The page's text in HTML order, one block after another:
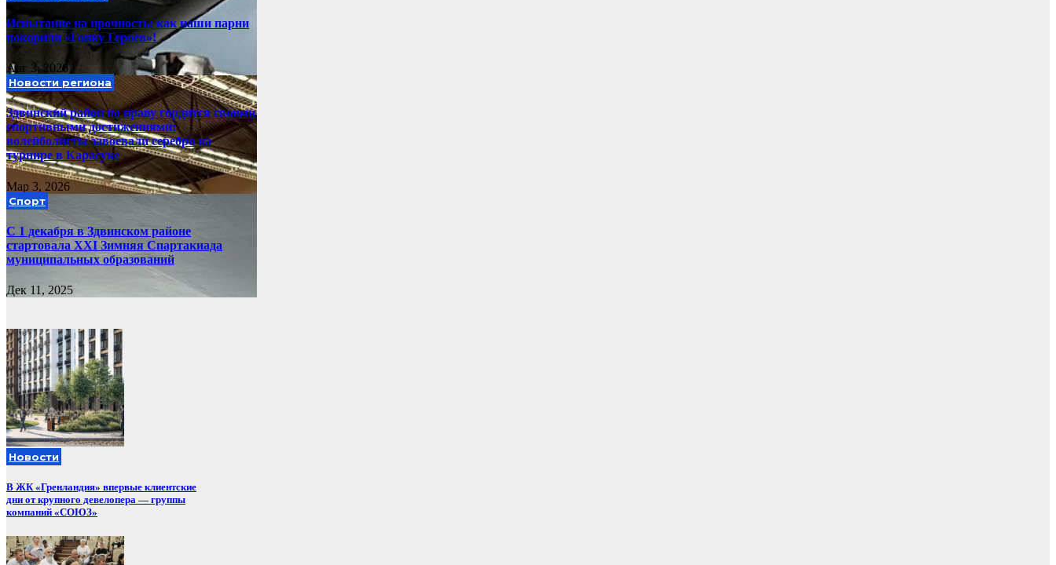
Испытание на прочность: как наши парни
покорили «Гонку Героев»!
Авг 3, 2026
Новости региона
Здвинский район по праву гордится своими
спортивными достижениями:
волейболисты завоевали серебро на
турнире в Карасуке
Мар 3, 2026
Спорт
С 1 декабря в Здвинском районе
стартовала XXI Зимняя Спартакиада
муниципальных образований
Дек 11, 2025
Новости
В ЖК «Гренландия» впервые клиентские
дни от крупного девелопера — группы
компаний «СОЮЗ»